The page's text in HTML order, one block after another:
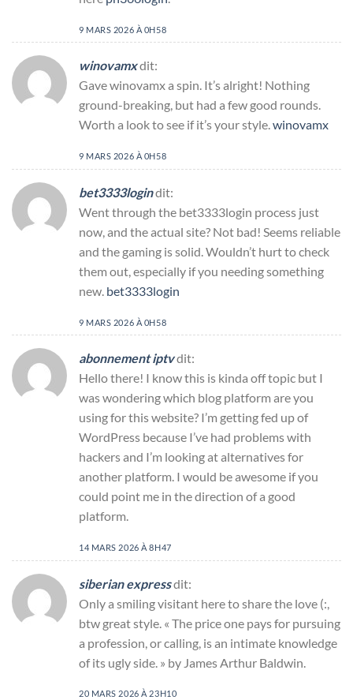
9 MARS 2026 À 0H58
winovamxdit:
Gave winovamx a spin. It’s alright! Nothing
ground-breaking, but had a few good rounds.
Worth a look to see if it’s your style.winovamx
9 MARS 2026 À 0H58
bet3333logindit:
Went through the bet3333login process just
now, and the actual site? Not bad! Seems reliable
and the gaming is solid. Wouldn’t hurt to check
them out, especially if you needing something
new. bet3333login
9 MARS 2026 À 0H58
abonnement iptvdit:
Hello there! I know this is kinda off topic but I
was wondering which blog platform are you
using for this website? I’m getting fed up of
WordPress because I’ve had problems with
hackers and I’m looking at alternatives for
another platform. I would be awesome if you
could point me in the direction of a good
platform.
14 MARS 2026 À 8H47
siberian expressdit:
Only a smiling visitant here to share the love (:,
btw great style. « The price one pays for pursuing
a profession, or calling, is an intimate knowledge
of its ugly side. » by James Arthur Baldwin.
20 MARS 2026 À 23H10